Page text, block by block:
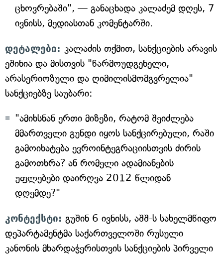
ცხოვრებაში", — განაცხადა კალაძემ დღეს, 7
ივნისს, მედიასთან კომენტარში.
დეტალები: კალაძის თქმით, სანქციების არავის
ეშინია და მისთვის "წარმოუდგენელი,
არასერიოზული და ღიმილისმომგვრელია"
სანქციებზე საუბარი:
"ამიხსნან ერთი მიზეზი, რატომ შეიძლება
მმართველი გუნდი იყოს სანქცირებული, რაში
გამოიხატება ევროინტეგრაციისთვის ძირის
გამოთხრა? ან რომელი ადამიანების
უფლებები დაირღვა 2012 წლიდან
დღემდე?"
კონტექსტი: გუშინ 6 ივნისს, აშშ-ს სახელმწიფო
დეპარტამენტმა საქართველოში რუსული
კანონის მხარდაჭერისთვის სანქციების პირველი